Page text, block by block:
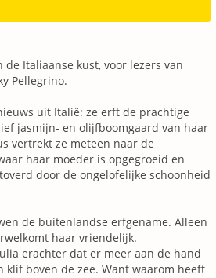
de Italiaanse kust, voor lezers van
Pellegrino.
uit Italië: ze erft de prachtige
jasmijn- en olijfboomgaard van haar
vertrekt ze meteen naar de
haar moeder is opgegroeid en
door de ongelofelijke schoonheid
de buitenlandse erfgename. Alleen
haar vriendelijk.
erachter dat er meer aan de hand
klif boven de zee. Want waarom heeft